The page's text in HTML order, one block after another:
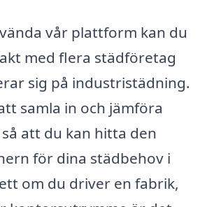
vår plattform kan du
med flera städföretag
sig på industristädning.
samla in och jämföra
att du kan hitta den
för dina städbehov i
om du driver en fabrik,